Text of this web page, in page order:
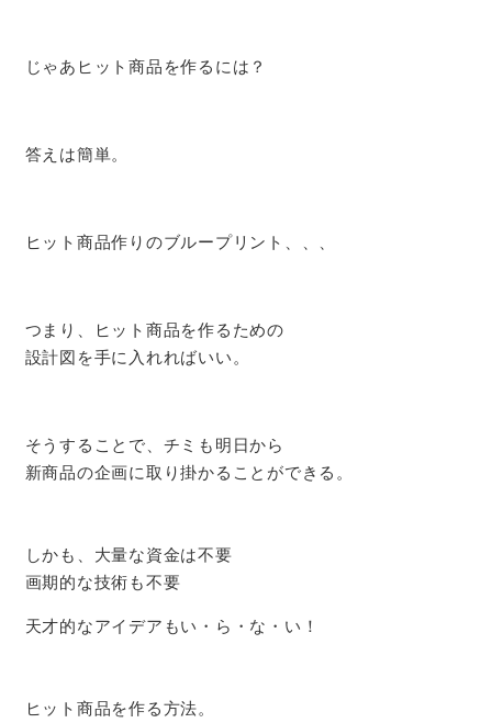
じゃあヒット商品を作るには？
答えは簡単。
ヒット商品作りのブループリント、、、
つまり、ヒット商品を作るための
設計図を手に入れればいい。
そうすることで、チミも明日から
新商品の企画に取り掛かることができる。
しかも、大量な資金は不要
画期的な技術も不要
天才的なアイデアもい・ら・な・い！
ヒット商品を作る方法。